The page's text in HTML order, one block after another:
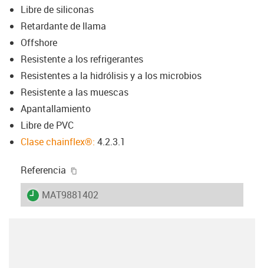
Libre de siliconas
Retardante de llama
Offshore
Resistente a los refrigerantes
Resistentes a la hidrólisis y a los microbios
Resistente a las muescas
Apantallamiento
Libre de PVC
Clase chainflex®: 4.2.3.1
Referencia
igus-icon-lieferzeit
MAT9881402